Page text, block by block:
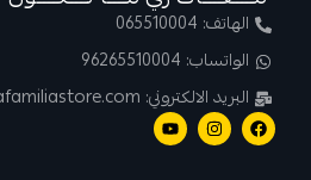
الهاتف: 065510004
الواتساب: 96265510004
البريد الالكتروني: info@lafamiliastore.com